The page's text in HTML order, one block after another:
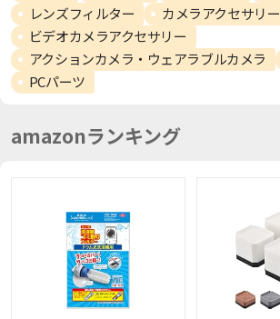
レンズフィルター
カメラアクセサリー
ビデオカメラアクセサリー
アクションカメラ・ウェアラブルカメラ
PCパーツ
amazonランキング